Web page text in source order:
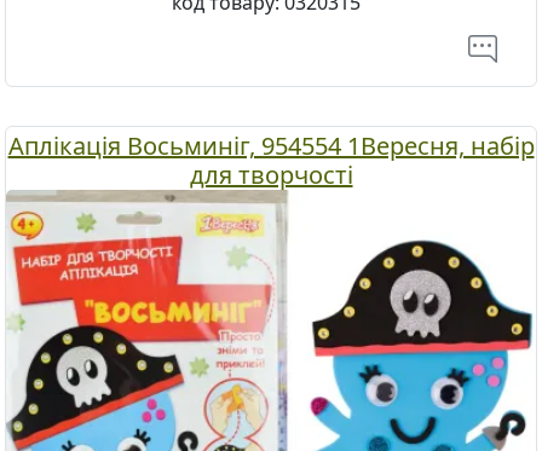
Аплікація Восьминіг, 954554 1Вересня, набір
для творчості